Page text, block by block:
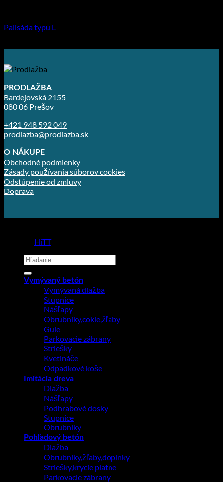
Palisáda typu L
PRODLAŽBA
Bardejovská 2155
080 06 Prešov
+421 948 592 049
prodlazba@prodlazba.sk
O NÁKUPE
Obchodné podmienky
Zásady používania súborov cookies
Odstúpenie od zmluvy
Doprava
HiTT
Hľadať:
Vymývaný betón
Vymývaná dlažba
Stupnice
Nášľapy
Obrubníky,cokle,žľaby
Gule
Parkovacie zábrany
Striešky
Kvetináče
Odpadkové koše
Imitácia dreva
Dlažba
Nášľapy
Podhrabové dosky
Stupnice
Obrubníky
Pohľadový betón
Dlažba
Obrubníky,žľaby,doplnky
Striešky,krycie platne
Parkovacie zábrany